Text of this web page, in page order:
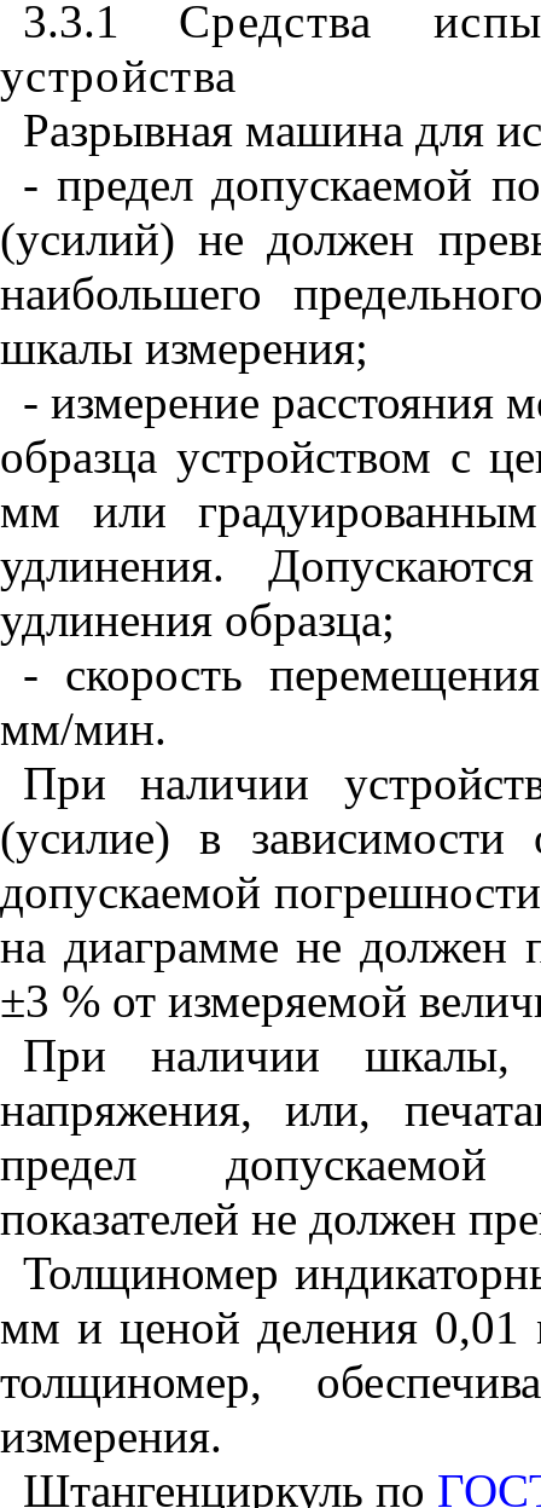
3.3.1 Средства
устройства
Разрывная машина для
- предел допускаемой
(усилий) не должен
наибольшего
шкалы измерения;
- измерение расстояния
образца устройством с
мм или
удлинения.
удлинения образца;
- скорость
мм/мин.
При наличии
(усилие) в зависимости
допускаемой
на диаграмме не должен
±3 % от измеряемой
При наличии шкалы,
напряжения, или,
предел допускаемой
показателей не должен
Толщиномер
мм и ценой деления
толщиномер,
измерения.
Штангенциркуль по